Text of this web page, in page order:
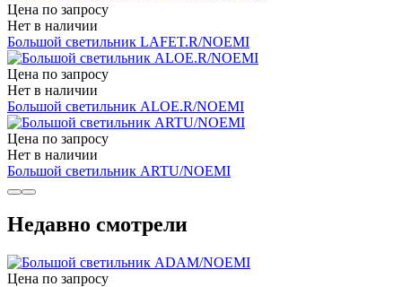
Цена по запросу
Нет в наличии
Большой светильник LAFET.R/NOEMI
Цена по запросу
Нет в наличии
Большой светильник ALOE.R/NOEMI
Цена по запросу
Нет в наличии
Большой светильник ARTU/NOEMI
Недавно смотрели
Цена по запросу